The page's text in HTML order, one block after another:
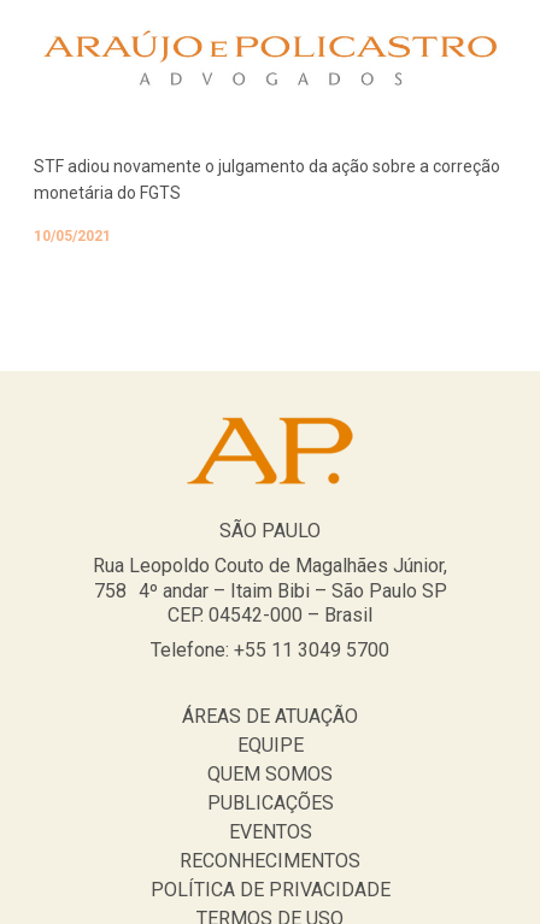
STF adiou novamente o julgamento da ação sobre a correção
monetária do FGTS
10/05/2021
SÃO PAULO
Rua Leopoldo Couto de Magalhães Júnior,
758 4º andar – Itaim Bibi – São Paulo SP
CEP. 04542-000 – Brasil
Telefone: +55 11 3049 5700
ÁREAS DE ATUAÇÃO
EQUIPE
QUEM SOMOS
PUBLICAÇÕES
EVENTOS
RECONHECIMENTOS
POLÍTICA DE PRIVACIDADE
TERMOS DE USO